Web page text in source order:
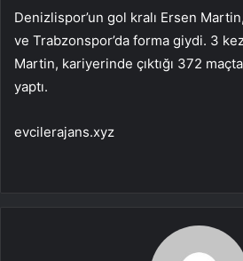
Denizlispor’un gol kralı Ersen
ve Trabzonspor’da forma giydi. 3
Martin, kariyerinde çıktığı 372
yaptı.
evcilerajans.xyz